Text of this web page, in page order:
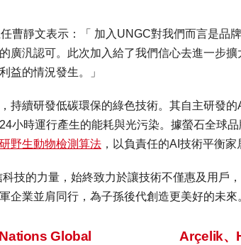
曹靜文表示：「 加入UNGC對我們而言是品
廣汎認可。此次加入給了我們信心去進一步擴
益的情況發生。」
持續研發低碳環保的綠色技術。其自主研發
小時運行產生的能耗與光污染。據螢石全球
野生動物檢測算法 ，以負責任的AI技術平衡家
技的力量，始終致力於讓技術不僅惠及用戶
企業並肩同行，為子孫後代創造更美好的未來
Arçelik、
Global